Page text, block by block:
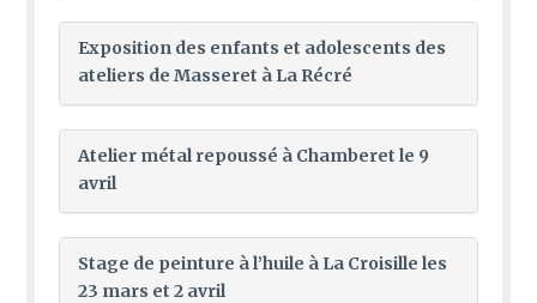
Exposition des enfants et adolescents des
ateliers de Masseret à La Récré
Atelier métal repoussé à Chamberet le 9
avril
Stage de peinture à l’huile à La Croisille les
23 mars et 2 avril